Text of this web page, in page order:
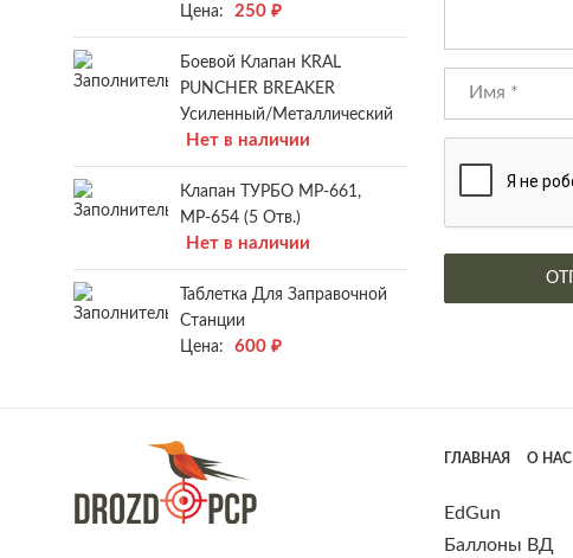
Цена:
250 ₽
Боевой Клапан KRAL
PUNCHER BREAKER
Усиленный/металлический
Нет в наличии
Клапан ТУРБО МР-661,
МР-654 (5 Отв.)
Нет в наличии
Таблетка Для Заправочной
Станции
Цена:
600 ₽
ГЛАВНАЯ О НАС
EdGun
Баллоны ВД